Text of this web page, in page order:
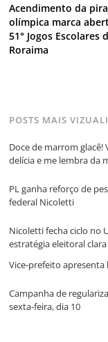
Acendimento da pira
olímpica marca
51° Jogos Escolares
Roraima
POSTS MAIS
Doce de marrom glacê!
delícia e me lembra da
PL ganha reforço de
federal Nicoletti
Nicoletti fecha ciclo no
estratégia eleitoral clara
Vice‑prefeito
Campanha de
sexta‑feira, dia 10